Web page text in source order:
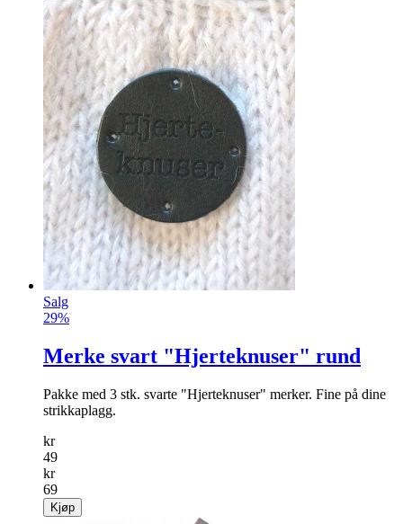
Salg
29%
Merke svart "Hjerteknuser" rund
Pakke med 3 stk. svarte "Hjerteknuser" merker. Fine på dine
strikkaplagg.
kr
49
kr
69
Kjøp